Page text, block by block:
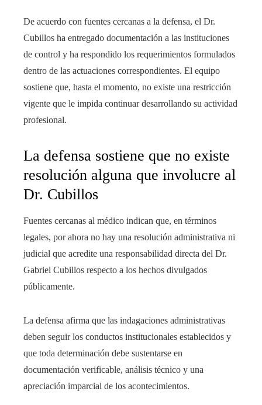
De acuerdo con fuentes cercanas a la defensa, el Dr.
Cubillos ha entregado documentación a las instituciones
de control y ha respondido los requerimientos formulados
dentro de las actuaciones correspondientes. El equipo
sostiene que, hasta el momento, no existe una restricción
vigente que le impida continuar desarrollando su actividad
profesional.
La defensa sostiene que no existe
resolución alguna que involucre al
Dr. Cubillos
Fuentes cercanas al médico indican que, en términos
legales, por ahora no hay una resolución administrativa ni
judicial que acredite una responsabilidad directa del Dr.
Gabriel Cubillos respecto a los hechos divulgados
públicamente.
La defensa afirma que las indagaciones administrativas
deben seguir los conductos institucionales establecidos y
que toda determinación debe sustentarse en
documentación verificable, análisis técnico y una
apreciación imparcial de los acontecimientos.